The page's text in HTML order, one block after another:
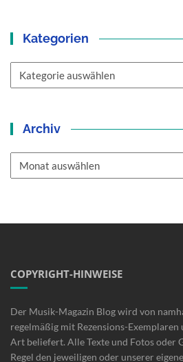
Kategorien
Archiv
COPYRIGHT-HINWEISE
Der Musik-Magazin Blog wird von
regelmäßig mit Rezensions-
Art beliefert. Alle Texte und Fotos oder
Regel den jeweiligen oder unserer